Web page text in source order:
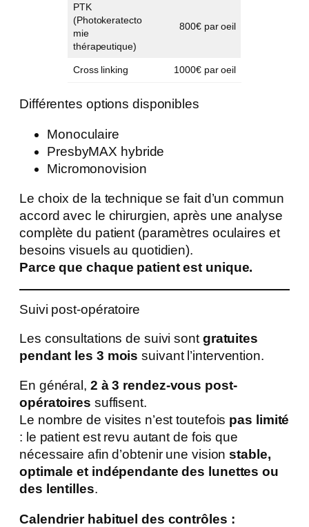
PTK
(Photokeratecto
mie
thérapeutique)
800€ par oeil
Cross linking 1000€ par oeil
Différentes options disponibles
Monoculaire
PresbyMAX hybride
Micromonovision
Le choix de la technique se fait d’un commun
accord avec le chirurgien, après une analyse
complète du patient (paramètres oculaires et
besoins visuels au quotidien).
Parce que chaque patient est unique.
Suivi post-opératoire
Les consultations de suivi sont gratuites
pendant les 3 mois suivant l’intervention.
En général, 2 à 3 rendez-vous post-
opératoires suffisent.
Le nombre de visites n’est toutefois pas limité
: le patient est revu autant de fois que
nécessaire afin d’obtenir une visionstable,
optimale et indépendante des lunettes ou
des lentilles.
Calendrier habituel des contrôles :